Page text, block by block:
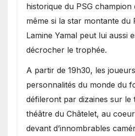
historique du PSG champion
même si la star montante du
Lamine Yamal peut lui aussi
décrocher le trophée.
A partir de 19h30, les
personnalités du monde du
défileront par dizaines sur le
théâtre du Châtelet, au
devant d’innombrables